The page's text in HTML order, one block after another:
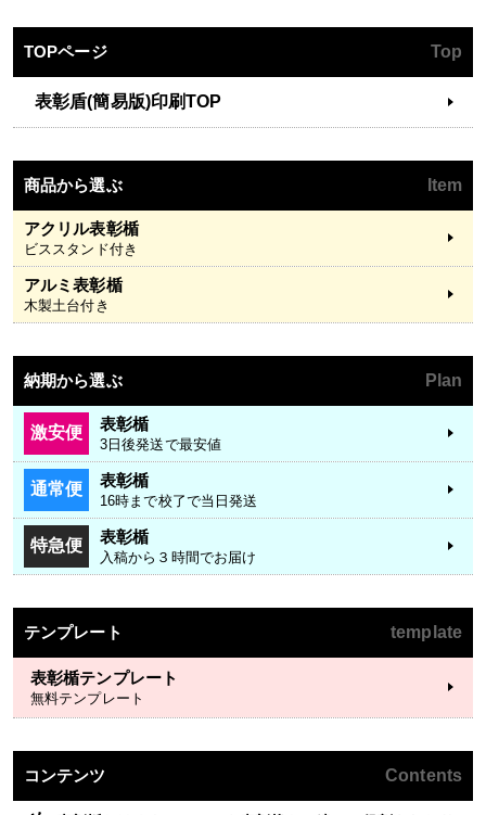
TOPページ Top
表彰盾(簡易版)印刷TOP
商品から選ぶ Item
アクリル表彰楯
ビススタンド付き
アルミ表彰楯
木製土台付き
納期から選ぶ Plan
激安便 表彰楯
3日後発送で最安値
通常便 表彰楯
16時まで校了で当日発送
特急便 表彰楯
入稿から３時間でお届け
テンプレート template
表彰楯テンプレート
無料テンプレート
コンテンツ Contents